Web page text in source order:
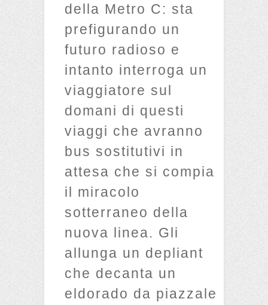
della Metro C: sta
prefigurando un
futuro radioso e
intanto interroga un
viaggiatore sul
domani di questi
viaggi che avranno
bus sostitutivi in
attesa che si compia
il miracolo
sotterraneo della
nuova linea. Gli
allunga un depliant
che decanta un
eldorado da piazzale